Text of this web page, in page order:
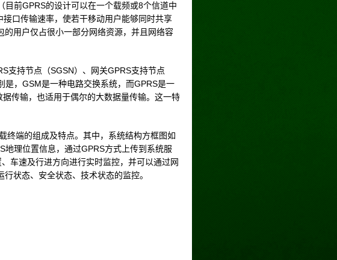
前GPRS的设计可以在一个载频或8个信道中
口传输速率，使若干移动用户能够同时共享
用户仅占很小一部分网络资源，并且网络容
支持节点（SGSN）、网关GPRS支持节点
是，GSM是一种电路交换系统，而GPRS是一
传输，也适用于偶尔的大数据量传输。这一特
终端的组成及特点。其中，系统结构方框图如
地理位置信息，通过GPRS方式上传到系统服
车速及行进方向进行实时监控，并可以通过网
状态、安全状态、技术状态的监控。